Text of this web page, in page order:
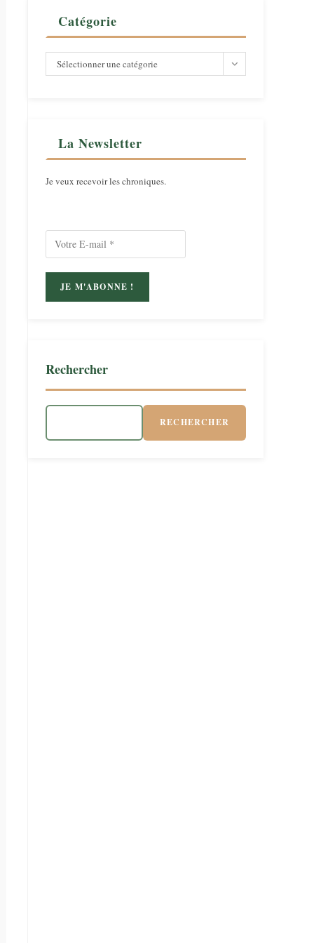
Catégorie
Catégorie
Sélectionner une catégorie
La Newsletter
Je veux recevoir les chroniques.
Rechercher
RECHERCHER